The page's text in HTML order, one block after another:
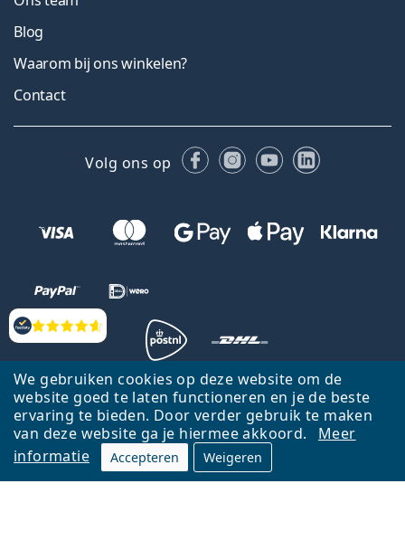
We gebruiken cookies op deze website om de
website goed te laten functioneren en je de beste
ervaring te bieden. Door verder gebruik te maken
van deze website ga je hiermee akkoord.
Meer
informatie
Accepteren Weigeren
Beoordelingen
Blog
Waarom bij ons winkelen?
Contact
Volg ons op FacebookInstagram
YouTubeLinkedIn
Terug naar de homepagina
Ga omhoog
Lentiamo.nl is eigendom van en wordt beheerd door Lentiamo s.r.o.,
Tsjechië
Hier al 18 jaar voor jou.